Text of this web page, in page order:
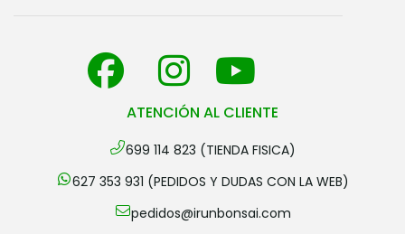
ATENCIÓN AL CLIENTE
699 114 823 (TIENDA FISICA)
627 353 931 (PEDIDOS Y DUDAS CON LA WEB)
pedidos@irunbonsai.com